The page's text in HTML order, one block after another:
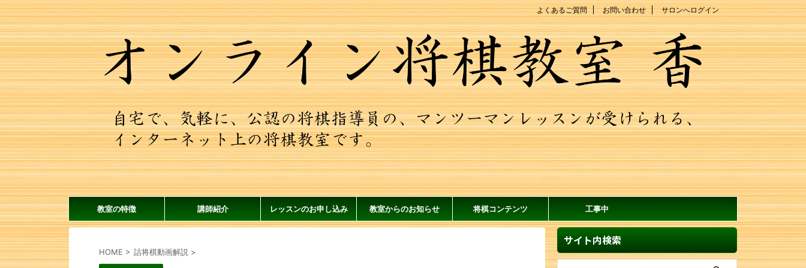
よくあるご質問 お問い合わせ サロンへログイン
教室の特徴 講師紹介 レッスンのお申し込み 教室からのお知らせ 将棋コンテンツ 工事中
HOME > 詰将棋動画解説 >
サイト内検索